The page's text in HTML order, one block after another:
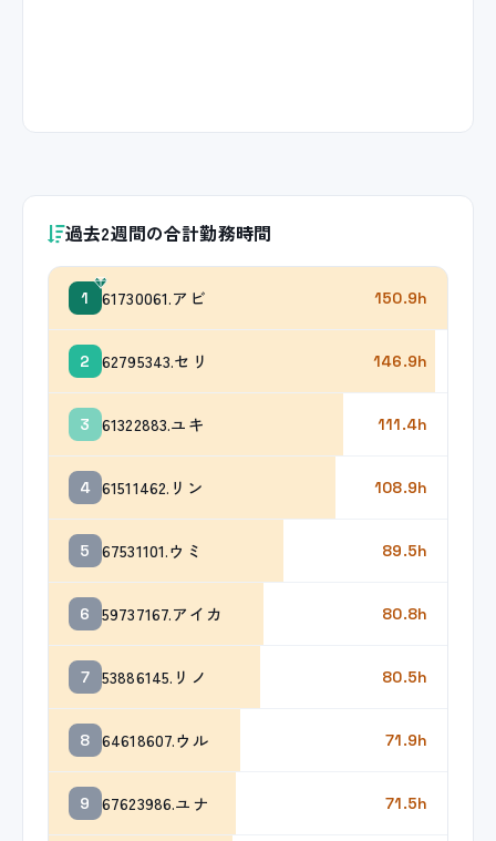
過去2週間の合計勤務時間
1 61730061.アビ 150.9h
2 62795343.セリ 146.9h
3 61322883.ユキ 111.4h
4 61511462.リン 108.9h
5 67531101.ウミ 89.5h
6 59737167.アイカ 80.8h
7 53886145.リノ 80.5h
8 64618607.ウル 71.9h
9 67623986.ユナ 71.5h